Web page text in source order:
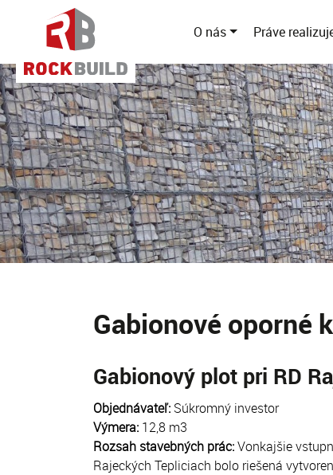
O nás Práve
Gabionové oporné
Gabionový plot pri RD
Objednávateľ: Súkromný investor
Výmera: 12,8 m3
Rozsah stavebných prác:Vonkajšie
Rajeckých Tepliciach bolo riešená